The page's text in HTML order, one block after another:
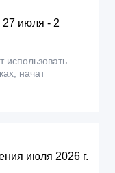
27 июля - 2
использовать
начат
июля 2026 г.